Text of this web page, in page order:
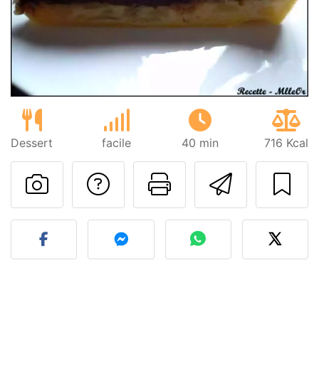
Dessert facile 40 min 716 Kcal
Imprimer
Poser une
Publier votre photo de